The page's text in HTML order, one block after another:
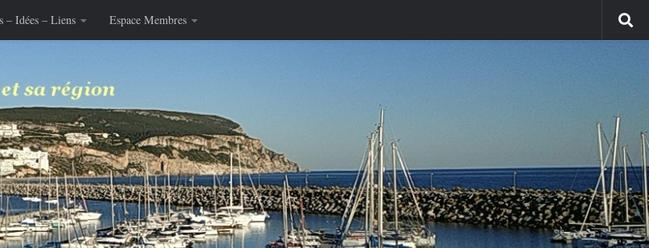
– Idées – Liens Espace Membres